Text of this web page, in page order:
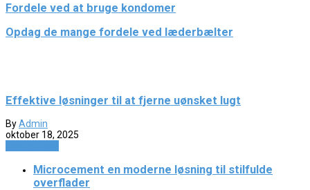
Fordele ved at bruge kondomer
Opdag de mange fordele ved læderbælter
Effektive løsninger til at fjerne uønsket lugt
ByAdmin
oktober 18, 2025
Microcement en moderne løsning til stilfulde
overflader